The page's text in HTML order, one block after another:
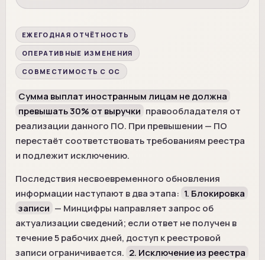
ЕЖЕГОДНАЯ ОТЧЁТНОСТЬ
ОПЕРАТИВНЫЕ ИЗМЕНЕНИЯ
СОВМЕСТИМОСТЬ С ОС
Сумма выплат иностранным лицам не должна
превышать 30% от выручки правообладателя от
реализации данного ПО. При превышении — ПО
перестаёт соответствовать требованиям реестра
и подлежит исключению.
Последствия несвоевременного обновления
информации наступают в два этапа: 1. Блокировка
записи — Минцифры направляет запрос об
актуализации сведений; если ответ не получен в
течение 5 рабочих дней, доступ к реестровой
записи ограничивается. 2. Исключение из реестра